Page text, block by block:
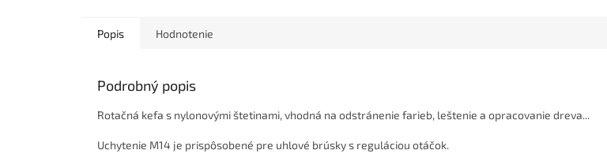
Popis Hodnotenie
Podrobný popis
Rotačná kefa s nylonovými štetinami, vhodná na odstránenie farieb, leštenie a opracovanie dreva...
Uchytenie M14 je prispôsobené pre uhlové brúsky s reguláciou otáčok.